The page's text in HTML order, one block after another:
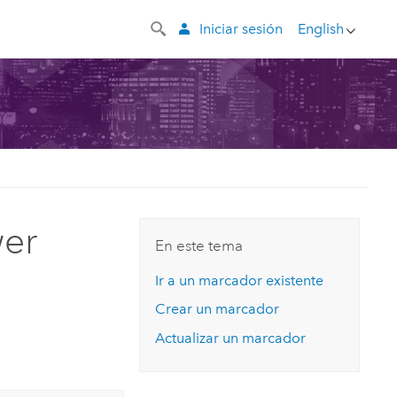
English
Iniciar sesión
En este tema
Ir a un marcador existente
Crear un marcador
Actualizar un marcador